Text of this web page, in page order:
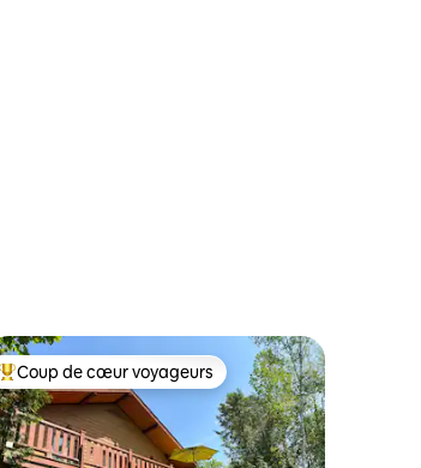
Coups de cœur voyageurs les plus appréciés
Coup de cœur voyageurs